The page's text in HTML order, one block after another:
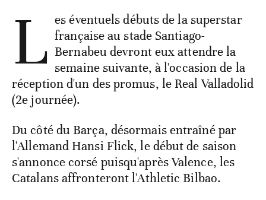
L es éventuels débuts de la superstar
française au stade Santiago-
Bernabeu devront eux attendre la
semaine suivante, à l'occasion de la
réception d'un des promus, le Real Valladolid
(2e journée).
Du côté du Barça, désormais entraîné par
l'Allemand Hansi Flick, le début de saison
s'annonce corsé puisqu'après Valence, les
Catalans affronteront l'Athletic Bilbao.